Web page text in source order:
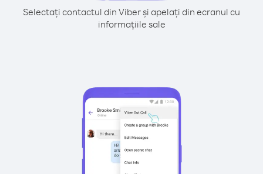
Selectați contactul din Viber și apelați din ecranul cu
informațiile sale